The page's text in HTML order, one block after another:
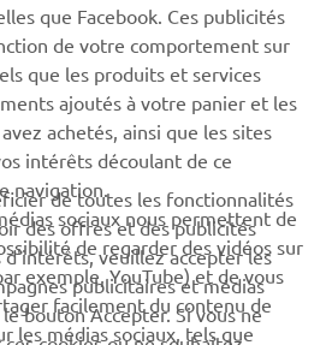
dernières offres, les événements
bien plus encore
S'ABONNER
que Facebook. Ces publicités
de votre comportement sur
que les produits et services
ajoutés à votre panier et les
achetés, ainsi que les sites
intérêts découlant de ce
navigation.
sociaux nous permettent de
de regarder des vidéos sur
exemple, YouTube) et de vous
facilement du contenu de
les médias sociaux, tels que
de toutes les fonctionnalités
des offres et des publicités
d'intérêts, veuillez accepter les
publicitaires et médias
bouton Accepter. Si vous ne